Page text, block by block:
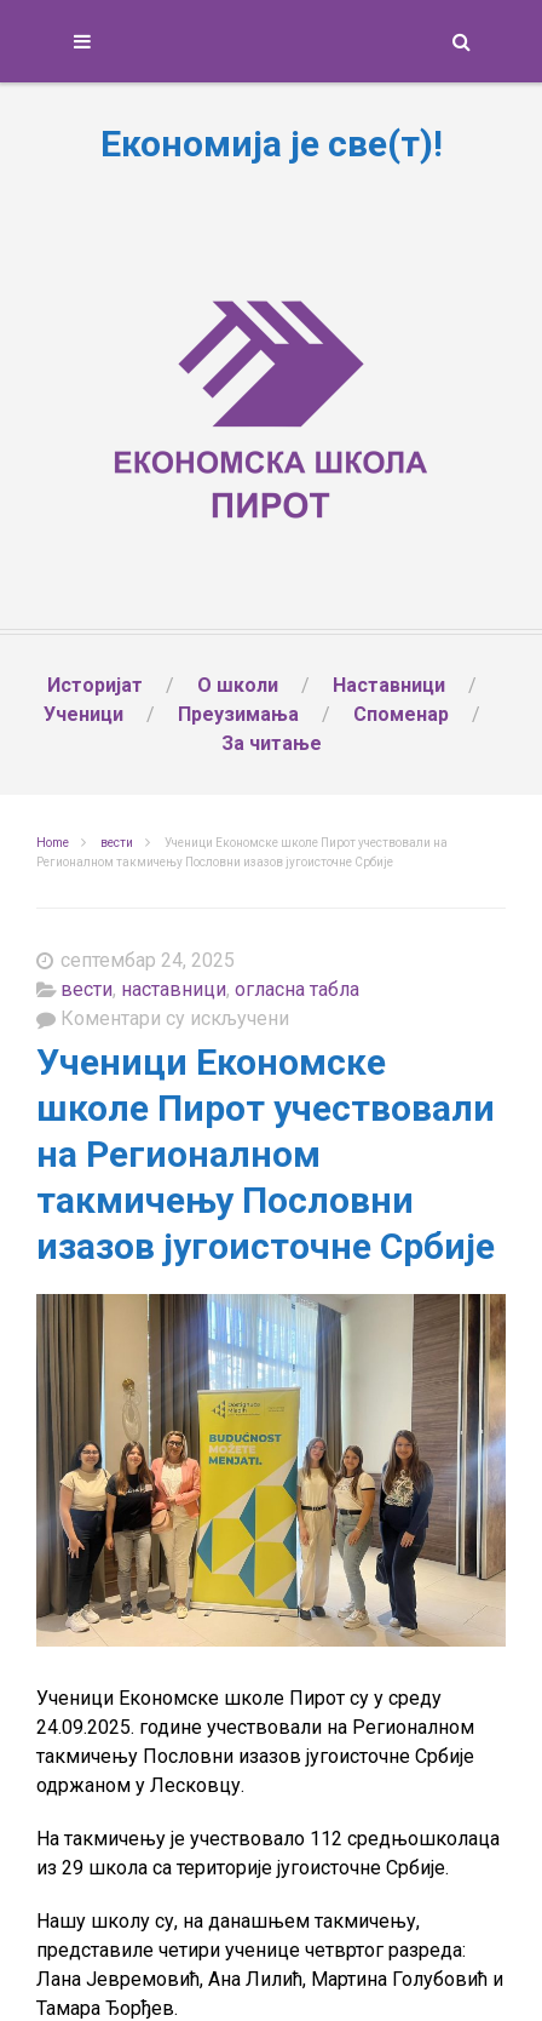
Економија је све(т)!
Историјат О школи
Наставници
Ученици
Преузимања
Споменар
За читање
Home вести
Ученици Економске школе Пирот учествовали на
Регионалном такмичењу Пословни изазов југоисточне Србије
септембар 24, 2025
вести, наставници, огласна табла
Коментари су искључени
Економске
школе
учествовали
на
Регионалном
такмичењу
изазов
југоисточне
Србије
Ученици Економске
школе Пирот учествовали
на Регионалном
такмичењу Пословни
изазов југоисточне Србије
Ученици Економске школе Пирот су у среду
24.09.2025. године учествовали на Регионалном
такмичењу Пословни изазов југоисточне Србије
одржаном у Лесковцу.
На такмичењу је учествовало 112 средњошколаца
из 29 школа са територије југоисточне Србије.
Нашу школу су, на данашњем такмичењу,
представиле четири ученице четвртог разреда:
Лана Јевремовић, Ана Лилић, Мартина Голубовић и
Тамара Ђорђев.